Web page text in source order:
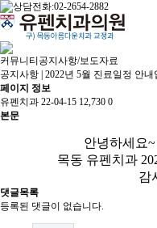
커뮤니티공지사항/보도자료
공지사항 | 2022년 5월 진료일정 안내
페이지 정보
유펜치과 22-04-15 12,730 0
본문
안녕하세요
목동 유펜치과
감
댓글목록
등록된 댓글이 없습니다.